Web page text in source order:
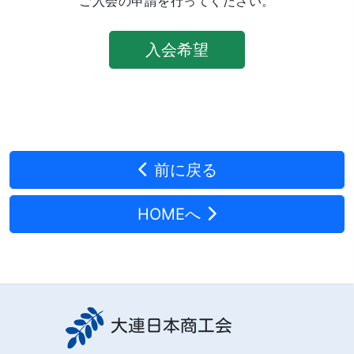
入会希望
前に戻る
HOMEへ
大連日本商工会